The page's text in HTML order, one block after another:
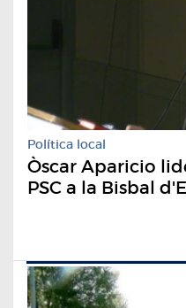
Política local
Òscar Aparicio
PSC a la Bisbal